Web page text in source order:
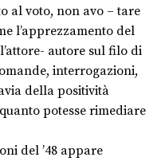
al voto, non avo – tare
l’apprezzamento del
autore sul filo di
interrogazioni,
della positività
potesse rimediare
del ’48 appare